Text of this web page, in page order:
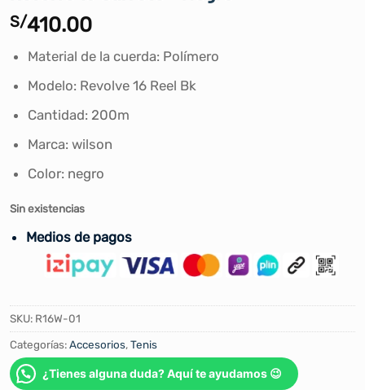
S/410.00
Material de la cuerda: Polímero
Modelo: Revolve 16 Reel Bk
Cantidad: 200m
Marca: wilson
Color: negro
Sin existencias
Medios de pagos
SKU: R16W-01
Categorías:Accesorios,Tenis
¿Tienes alguna duda? Aquí te ayudamos 😉